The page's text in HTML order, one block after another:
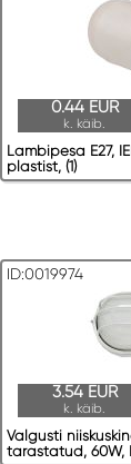
0.44 EUR
k. käib.
Lambipesa E27,
plastist, (1)
ID:0019974
3.54 EUR
k. käib.
Valgusti
tarastatud, 60W,